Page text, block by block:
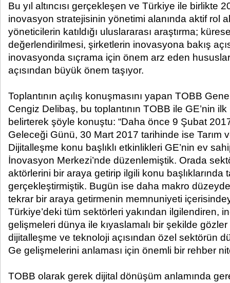
Bu yıl altıncısı gerçekleşen ve Türkiye ile birlikte
inovasyon stratejisinin yönetimi alanında aktif rol
yöneticilerin katıldığı uluslararası araştırma;
değerlendirilmesi, şirketlerin inovasyona bakış
inovasyonda sıçrama için önem arz eden
açısından büyük önem taşıyor.
Toplantının açılış konuşmasını yapan TOBB
Cengiz Delibaş, bu toplantının TOBB ile GE’nin ilk
belirterek şöyle konuştu: “Daha önce 9 Şubat
Geleceği Günü, 30 Mart 2017 tarihinde ise Tarım
Dijitalleşme konu başlıklı etkinlikleri GE’nin ev
İnovasyon Merkezi’nde düzenlemiştik. Orada
aktörlerini bir araya getirip ilgili konu başlıklarında
gerçekleştirmiştik. Bugün ise daha makro
tekrar bir araya getirmenin memnuniyeti
Türkiye’deki tüm sektörleri yakından ilgilendiren,
gelişmeleri dünya ile kıyaslamalı bir şekilde
dijitalleşme ve teknoloji açısından özel sektörün
Ge gelişmelerini anlaması için önemli bir rehber
TOBB olarak gerek dijital dönüşüm anlamında